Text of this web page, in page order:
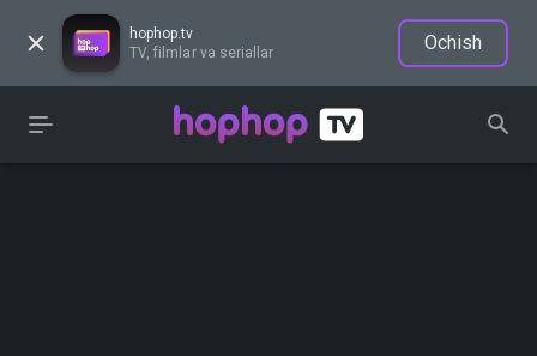
hophop.tv
TV, filmlar va seriallar
Ochish